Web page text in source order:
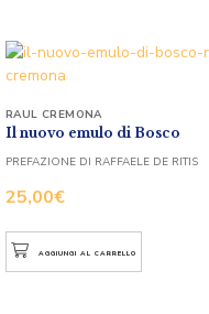
Il nuovo emulo di Bosco
25,00€
RAUL CREMONA
PREFAZIONE DI RAFFAELE DE RITIS
AGGIUNGI AL CARRELLO